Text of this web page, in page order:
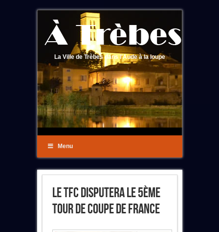
La Ville de Trèbes dans l'Aude à la loupe
Menu
Le TFC Disputera Le 5ème
Tour De Coupe De France